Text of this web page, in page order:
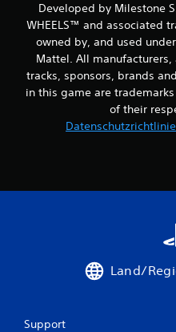
Developed by Milestone
WHEELS™ and associated
owned by, and used
Mattel. All manufacturers,
tracks, sponsors, brands
in this game are
of their
Land/
Support